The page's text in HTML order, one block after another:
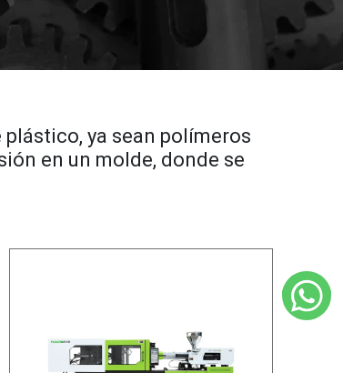
ya sean polímeros
en un molde, donde se